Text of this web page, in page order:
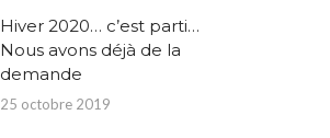
Hiver 2020… c’est parti…
Nous avons déjà de la
demande
25 octobre 2019